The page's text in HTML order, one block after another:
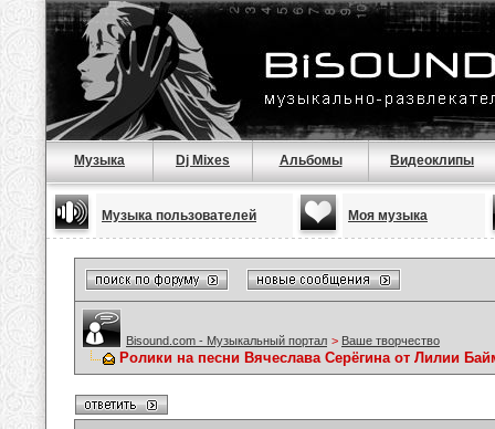
Музыка Dj Mixes Альбомы Видеоклипы
Музыка пользователей Моя музыка
Bisound.com - Музыкальный портал > Ваше творчество
Ролики на песни Вячеслава Серёгина от Лилии